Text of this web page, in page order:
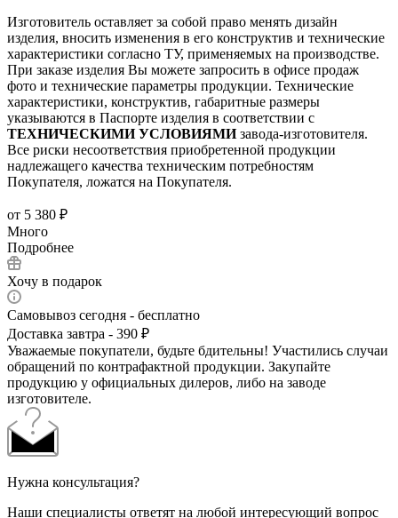
Изготовитель оставляет за собой право менять дизайн
изделия, вносить изменения в его конструктив и технические
характеристики согласно ТУ, применяемых на производстве.
При заказе изделия Вы можете запросить в офисе продаж
фото и технические параметры продукции. Технические
характеристики, конструктив, габаритные размеры
указываются в Паспорте изделия в соответствии с
ТЕХНИЧЕСКИМИ УСЛОВИЯМИзавода-изготовителя.
Все риски несоответствия приобретенной продукции
надлежащего качества техническим потребностям
Покупателя, ложатся на Покупателя.
от 5 380 ₽
Много
Подробнее
Хочу в подарок
Самовывоз сегодня - бесплатно
Доставка завтра - 390 ₽
Уважаемые покупатели, будьте бдительны! Участились случаи
обращений по контрафактной продукции. Закупайте
продукцию у официальных дилеров, либо на заводе
изготовителе.
Нужна консультация?
Наши специалисты ответят на любой интересующий вопрос